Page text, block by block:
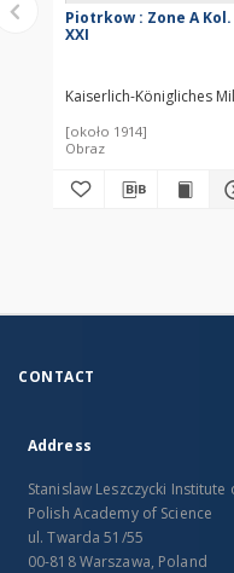
Piotrkow : Zone A Kol.
XXI
Kaiserlich-Königliches
[około 1914]
Obraz
CONTACT
Address
Stanislaw Leszczycki
Polish Academy of Science
ul. Twarda 51/55
00-818 Warszawa, Poland